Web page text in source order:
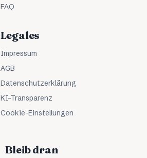
FAQ
Legales
Impressum
AGB
Datenschutzerklärung
KI-Transparenz
Cookie-Einstellungen
Bleib dran